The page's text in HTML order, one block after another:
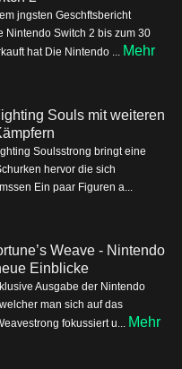
jngsten Geschftsbericht
Nintendo Switch 2 bis zum 30
hat Die Nintendo ... Mehr
Souls mit weiteren
Soulsstrong bringt eine
hervor die sich
Ein paar Figuren a...
Weave - Nintendo
Einblicke
Ausgabe der Nintendo
man sich auf das
fokussiert u... Mehr